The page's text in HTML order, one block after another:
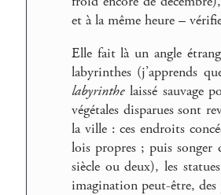
et à la même heure –
Elle fait là un angle
labyrinthes (j’apprends
labyrinthelaissé sauvage
végétales disparues sont
la ville : ces endroits
lois propres ; puis songer
siècle ou deux), les
imagination peut-être, des